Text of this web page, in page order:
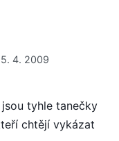
4. 2009
tyhle tanečky
chtějí vykázat